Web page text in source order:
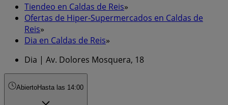
Tiendeo en Caldas de Reis»
Ofertas de Hiper-Supermercados en Caldas de
Reis»
Dia en Caldas de Reis»
Dia | Av. Dolores Mosquera, 18
AbiertoHasta las 14:00